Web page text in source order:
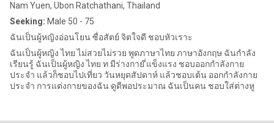
Nam Yuen, Ubon Ratchathani, Thailand
Seeking: Male 50 - 75
ฉันเป็นผู้หญิงอ่อนโยน ซื่อสัตย์ จิตใจดี ชอบหัวเราะ
ฉันเป็นผู้หญิง ไทย ไม่สวยไม่รวย พูดภาษาไทย ภาษาอังกฤษ ฉันกำลัง
เรียนรู้ ฉันเป็นผู้หญิง ไทย ท มีร่างกาย ี่แข็งแรง ชอบออกกำลังกาย
ประจำ แล้วก็ชอบไปเที่ยว วันหยุดสัปดาห์ แล้วชอบเต้น ออกกำลังกาย
ประจำ การแต่งกายของฉัน ดูดีพอประมาณ ฉันเป็นคน ชอบใส่ต่างหู